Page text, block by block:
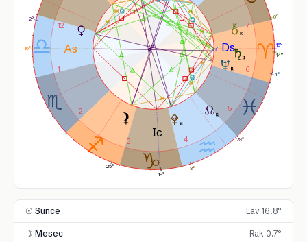
1
2
3 4
5
6
7
12
2°
14°
4°
3°
29°
0°
16°
16°
19°
25°
☉ Sunce Lav 16.8°
☽ Mesec Rak 0.7°